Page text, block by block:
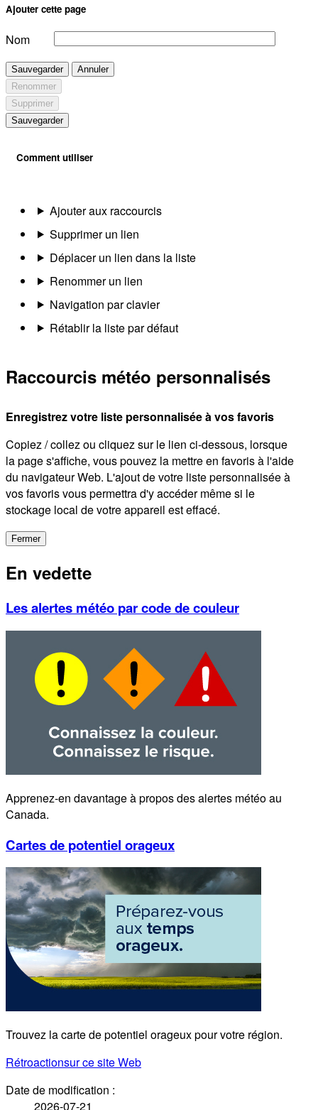
Ajouter cette page
Nom
Sauvegarder
Annuler
Renommer
Supprimer
Sauvegarder
Comment utiliser
Ajouter aux raccourcis
Supprimer un lien
Déplacer un lien dans la liste
Renommer un lien
Navigation par clavier
Rétablir la liste par défaut
Raccourcis météo personnalisés
Enregistrez votre liste personnalisée à vos favoris
Copiez / collez ou cliquez sur le lien ci-dessous, lorsque
la page s'affiche, vous pouvez la mettre en favoris à l'aide
du navigateur Web. L'ajout de votre liste personnalisée à
vos favoris vous permettra d'y accéder même si le
stockage local de votre appareil est effacé.
Fermer
En vedette
Les alertes météo par code de couleur
Apprenez-en davantage à propos des alertes météo au
Canada.
Cartes de potentiel orageux
Trouvez la carte de potentiel orageux pour votre région.
Rétroactionsur ce site Web
Date de modification :
2026-07-21